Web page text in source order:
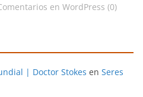
en WordPress (0)
| Doctor Stokes en Seres